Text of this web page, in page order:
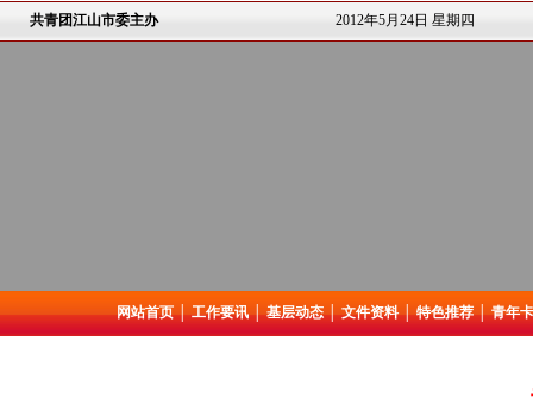
共青团江山市委主办 2012年5月24日 星期四
网站首页│工作要讯│基层动态│文件资料│特色推荐│青年卡